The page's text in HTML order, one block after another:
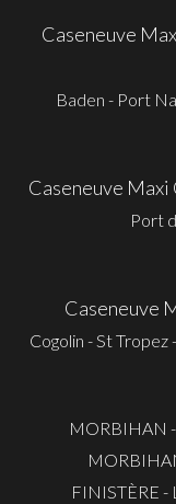
Caseneuve
Baden - Port
Caseneuve Maxi
Port
Caseneuve
Cogolin - St
MORBIHAN
FINISTÈRE -